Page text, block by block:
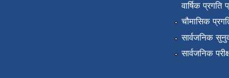
वार्षिक प्रगति
चौमासिक
सार्वजनिक
सार्वजनिक